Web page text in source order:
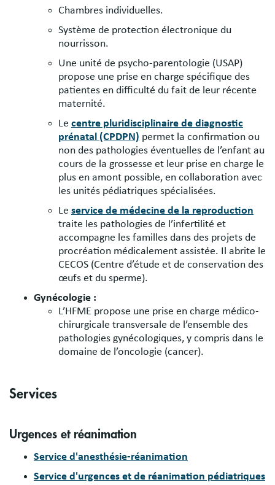
Chambres individuelles.
Système de protection électronique du
nourrisson.
Une unité de psycho-parentologie (USAP)
propose une prise en charge spécifique des
patientes en difficulté du fait de leur récente
maternité.
Le centre pluridisciplinaire de diagnostic
prénatal (CPDPN) permet la confirmation ou
non des pathologies éventuelles de l’enfant au
cours de la grossesse et leur prise en charge le
plus en amont possible, en collaboration avec
les unités pédiatriques spécialisées.
Le service de médecine de la reproduction
traite les pathologies de l’infertilité et
accompagne les familles dans des projets de
procréation médicalement assistée. Il abrite le
CECOS (Centre d’étude et de conservation des
œufs et du sperme).
Gynécologie :
L’HFME propose une prise en charge médico-
chirurgicale transversale de l’ensemble des
pathologies gynécologiques, y compris dans le
domaine de l’oncologie (cancer).
Services
Urgences et réanimation
Service d'anesthésie-réanimation
Service d'urgences et de réanimation pédiatriques